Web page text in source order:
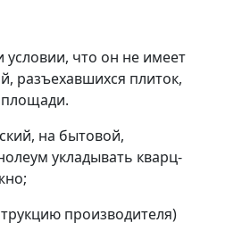
что он не имеет
разъехавшихся плиток,
на бытовой,
укладывать кварц-
производителя)